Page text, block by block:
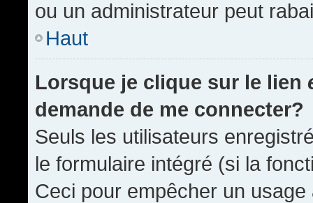
ou un administrateur peut
Haut
Lorsque je clique sur le lien
demande de me connecter?
Seuls les utilisateurs
le formulaire intégré (si la
Ceci pour empêcher un